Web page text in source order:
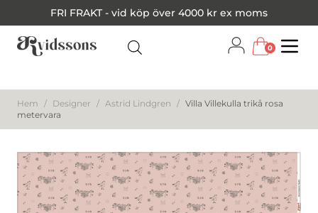
FRI FRAKT - vid köp över 4000 kr ex moms
0
Hem / Designer / Astrid Lindgren / Villa Villekulla trikå rosa
metervara